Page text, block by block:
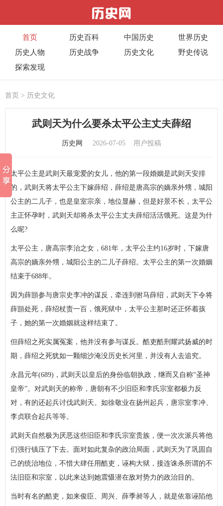
首页 历史百科 中国历史
世界历史
历史人物
历史战争 历史文化
野史传说
探索发现
首页 > 历史文化
武则天为什么要杀太平公主丈夫薛绍
历史网 2026-07-05 用户投稿
太平公主是武则天最宠爱的女儿，他的第一段婚姻是武则天安排
的，武则天将太平公主下嫁薛绍，薛绍是唐高宗的嫡亲外甥，城阳
公主的二儿子，也是皇室宗亲，地位显赫，但是好景不长，太平公
主正怀孕时，武则天却将杀太平公主丈夫薛绍活活饿死。这是为什
么呢?
太平公主，唐高宗李治之女，681年，太平公主约16岁时，下嫁唐
高宗的嫡亲外甥，城阳公主的二儿子薛绍。太平公主的第一次婚姻
结束于688年。
因为薛顗参与唐宗史李冲的谋反，牵连到驸马薛绍，武则天下令将
薛顗处死，薛绍杖责一百，饿死狱中，太平公主那时还正怀着孩
子，她的第一次婚姻就这样结束了。
但薛绍之死实属冤案，他并没有参与谋反。酷吏酷刑耀武扬威的时
期，薛绍之死犹如一颗细沙淹没历史长河里，并没有人去追究。
永昌元年(689)，武则天以皇后的身份临朝执政，继而又自称“圣神
皇帝”。对武则天的称帝，唐朝有不少旧臣和李氏宗室都极力反
对，有的还起兵讨伐武则天。如徐敬业在扬州起兵，唐宗室李冲、
李贞联合起兵等等。
武则天自然极为厌恶这些旧臣和李氏宗室贵族，便一次次派兵将他
们强行镇压了下去。面对如此复杂的政治局面，武则天为了巩固自
己的统治地位，不惜大肆任用酷吏，诬构大狱，接连诛杀所谓的不
法旧臣和宗室，以此来达到她震慑潜在敌对势力的政治目的。
当时有名的酷吏，如来俊臣、周兴、薛季昶等人，就是依靠诬陷他